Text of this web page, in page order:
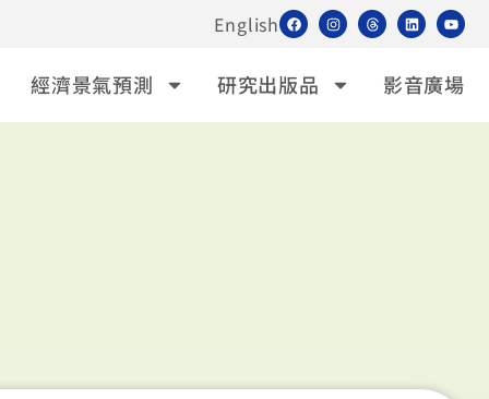
English
經濟景氣預測 研究出版品 影音廣場